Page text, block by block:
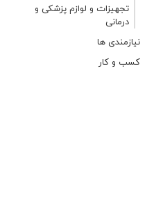
تجهیزات و لوازم پزشکی و
درمانی
نیازمندی ها
کسب و کار